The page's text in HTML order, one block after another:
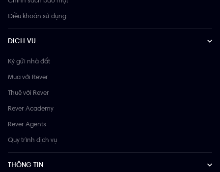
Điều khoản sử dụng
DỊCH VỤ
Ký gửi nhà đất
Mua với Rever
Thuê với Rever
Rever Academy
Rever Agents
Quy trình dịch vụ
THÔNG TIN